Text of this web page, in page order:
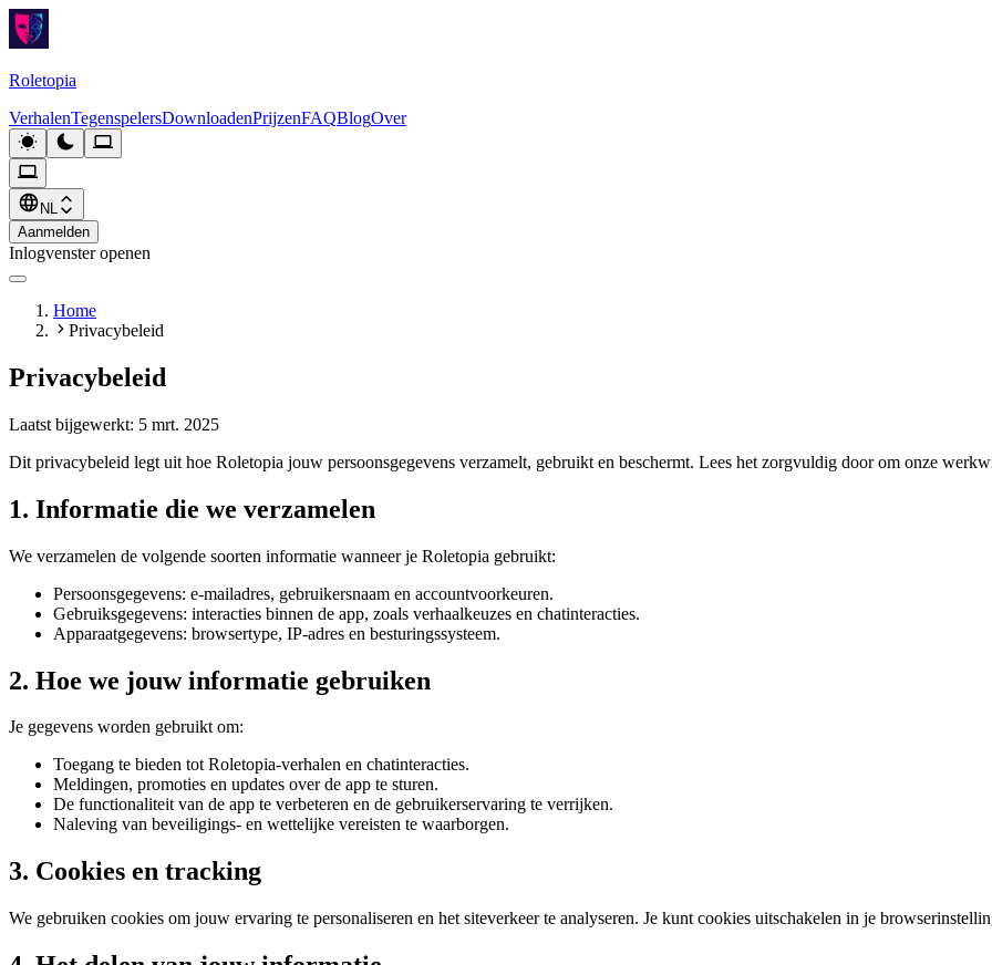
Roletopia
VerhalenTegenspelersDownloadenPrijzenFAQBlogOver
NL
Aanmelden
Inlogvenster openen
Home
Privacybeleid
Privacybeleid
Laatst bijgewerkt: 5 mrt. 2025
Dit privacybeleid legt uit hoe Roletopia jouw persoonsgegevens verzamelt, gebruikt en beschermt. Lees het zorgvuldig door om onze
1. Informatie die we verzamelen
We verzamelen de volgende soorten informatie wanneer je Roletopia gebruikt:
Persoonsgegevens: e-mailadres, gebruikersnaam en accountvoorkeuren.
Gebruiksgegevens: interacties binnen de app, zoals verhaalkeuzes en chatinteracties.
Apparaatgegevens: browsertype, IP-adres en besturingssysteem.
2. Hoe we jouw informatie gebruiken
Je gegevens worden gebruikt om:
Toegang te bieden tot Roletopia-verhalen en chatinteracties.
Meldingen, promoties en updates over de app te sturen.
De functionaliteit van de app te verbeteren en de gebruikerservaring te verrijken.
Naleving van beveiligings- en wettelijke vereisten te waarborgen.
3. Cookies en tracking
We gebruiken cookies om jouw ervaring te personaliseren en het siteverkeer te analyseren. Je kunt cookies uitschakelen in je